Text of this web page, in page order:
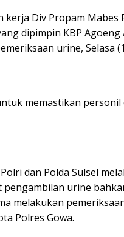
Div Propam Mabes
dipimpin KBP Agoeng
urine, Selasa
memastikan personil
dan Polda Sulsel
urine
melakukan
Polres Gowa.